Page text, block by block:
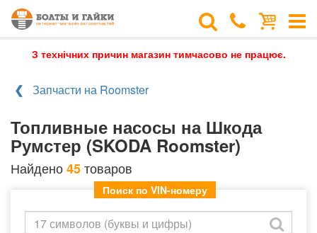
З технічних причин магазин тимчасово не працює.
Запчасти на Roomster
Топливные насосы на Шкода
Румстер (SKODA Roomster)
Найдено45товаров
Поиск по VIN-номеру